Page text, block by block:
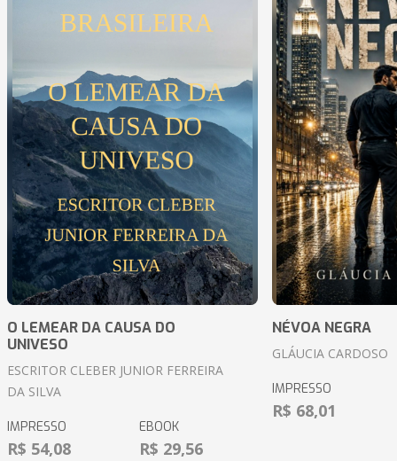
O LEMEAR DA CAUSA DO
UNIVESO
ESCRITOR CLEBER JUNIOR FERREIRA
DA SILVA
IMPRESSO
R$ 54,08
EBOOK
R$ 29,56
NÉVOA NEGRA
GLÁUCIA CARDOSO
IMPRESSO
R$ 68,01